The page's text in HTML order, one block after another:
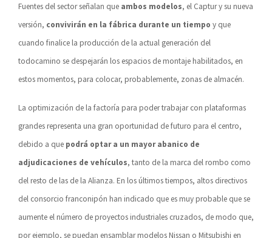
Fuentes del sector señalan que ambos modelos, el Captur y su nueva
versión, convivirán en la fábrica durante un tiempo y que
cuando finalice la producción de la actual generación del
todocamino se despejarán los espacios de montaje habilitados, en
estos momentos, para colocar, probablemente, zonas de almacén.
La optimización de la factoría para poder trabajar con plataformas
grandes representa una gran oportunidad de futuro para el centro,
debido a que podrá optar a un mayor abanico de
adjudicaciones de vehículos, tanto de la marca del rombo como
del resto de las de la Alianza. En los últimos tiempos, altos directivos
del consorcio franconipón han indicado que es muy probable que se
aumente el número de proyectos industriales cruzados, de modo que,
por ejemplo, se puedan ensamblar modelos Nissan o Mitsubishi en